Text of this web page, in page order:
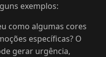
exemplos:
como algumas cores
específicas? O
gerar urgência,